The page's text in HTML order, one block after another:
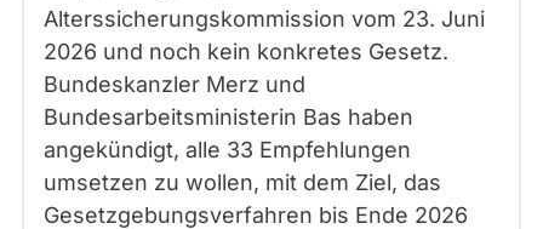
Alterssicherungskommission vom 23. Juni
2026 und noch kein konkretes Gesetz.
Bundeskanzler Merz und
Bundesarbeitsministerin Bas haben
angekündigt, alle 33 Empfehlungen
umsetzen zu wollen, mit dem Ziel, das
Gesetzgebungsverfahren bis Ende 2026